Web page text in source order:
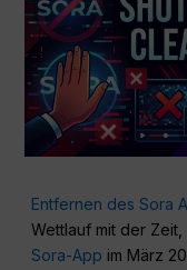
Entfernen des Sora
Wettlauf mit der
Sora-App im März